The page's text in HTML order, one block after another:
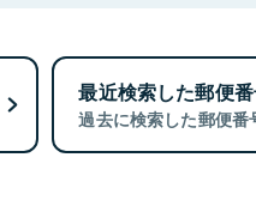
最近検索した郵便
過去に検索した郵便番